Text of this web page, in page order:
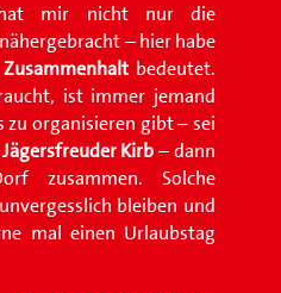
hat mir nicht nur die
– hier habe
Zusammenhaltbedeutet.
ist immer jemand
zu organisieren gibt – sei
Jägersfreuder Kirb– dann
zusammen. Solche
bleiben und
mal einen Urlaubstag